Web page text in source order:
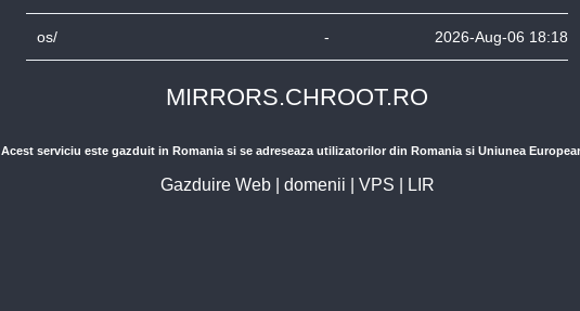
os/ - 2026-Aug-06 18:18
MIRRORS.CHROOT.RO
Acest serviciu este gazduit in Romania si se adreseaza utilizatorilor din Romania si Uniunea
Gazduire Web| domenii VPS LIR